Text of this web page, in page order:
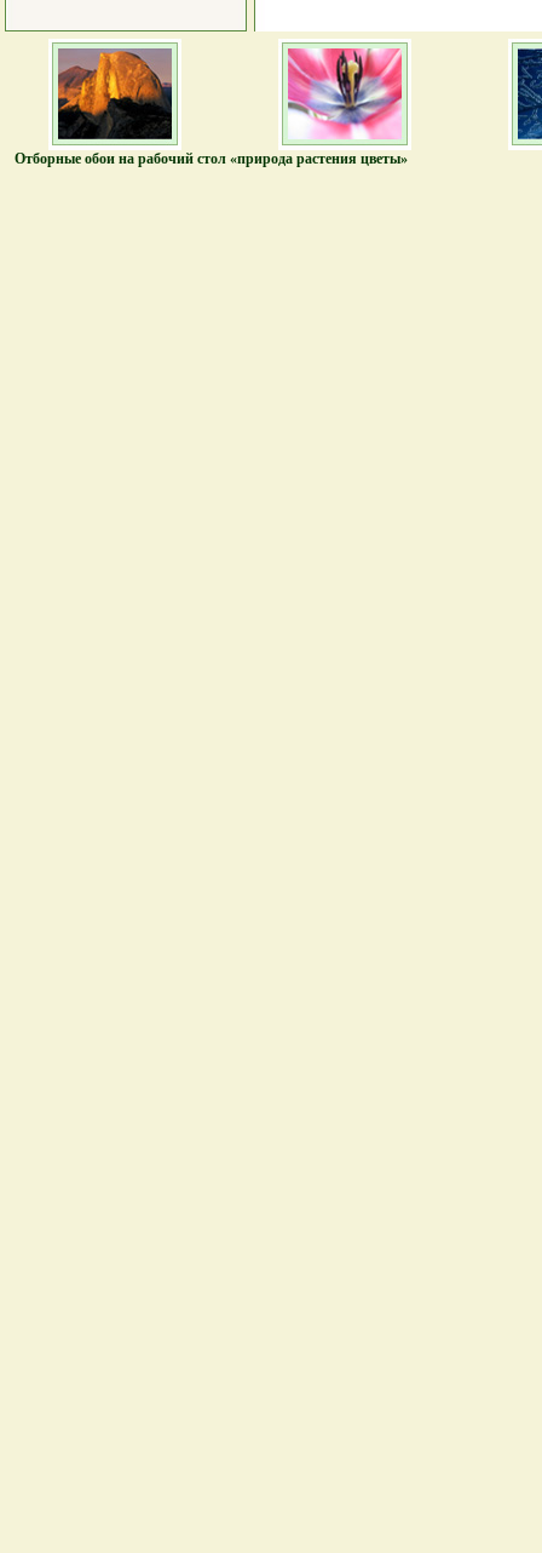
Отборные обои на рабочий стол «природа растения цветы»